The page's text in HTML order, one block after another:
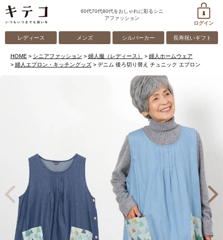
60代70代80代をおしゃれに彩るシニ
アファッション
ログイン
レディース メンズ シルバーカー 長寿祝いギフト
HOME シニアファッション 婦人服（レディース）
婦人ホームウェア
婦人エプロン・キッチングッズ
デニム 後ろ切り替え チュニック エプロン